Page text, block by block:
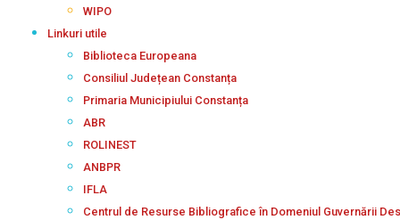
WIPO
Linkuri utile
Biblioteca Europeana
Consiliul Județean Constanța
Primaria Municipiului Constanța
ABR
ROLINEST
ANBPR
IFLA
Centrul de Resurse Bibliografice în Domeniul Guvernării